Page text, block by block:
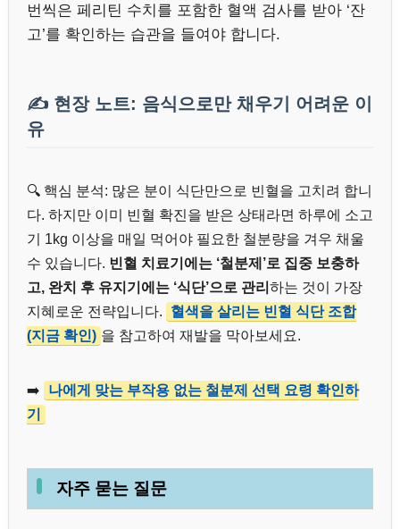
번씩은 페리틴 수치를 포함한 혈액 검사를 받아 ‘잔
고’를 확인하는 습관을 들여야 합니다.
✍️ 현장 노트: 음식으로만 채우기 어려운 이
유
🔍 핵심 분석: 많은 분이 식단만으로 빈혈을 고치려 합니
다. 하지만 이미 빈혈 확진을 받은 상태라면 하루에 소고
기 1kg 이상을 매일 먹어야 필요한 철분량을 겨우 채울
수 있습니다. 빈혈 치료기에는 ‘철분제’로 집중 보충하
고, 완치 후 유지기에는 ‘식단’으로 관리 하는 것이 가장
지혜로운 전략입니다.
혈색을 살리는 빈혈 식단 조합
(지금 확인) 을 참고하여 재발을 막아보세요.
➡️
나에게 맞는 부작용 없는 철분제 선택 요령 확인하
기
자주 묻는 질문